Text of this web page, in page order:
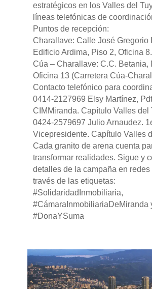
estratégicos en los Valles del
líneas telefónicas de
Puntos de recepción:
Charallave: Calle José Gregorio
Edificio Ardima, Piso 2, Oficina 8.
Cúa – Charallave: C.C. Betania,
Oficina 13 (Carretera Cúa-
Contacto telefónico para
0414-2127969 Elsy Martínez,
CIMMiranda. Capítulo Valles del
0424-2579697 Julio Arnaudez.
Vicepresidente. Capítulo Valles
Cada granito de arena cuenta
transformar realidades. Sigue y
detalles de la campaña en redes
través de las etiquetas:
#SolidaridadInmobiliaria,
#CámaraInmobiliariaDeMiranda
#DonaYSuma